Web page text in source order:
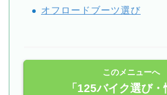
オフロードブーツ選び
このメニューへ
「125バイク選び・